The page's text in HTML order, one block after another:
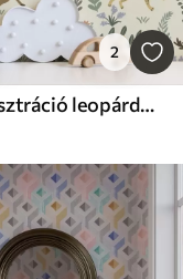
2
Falvédő Retro illusztráció leopárdokkal, fákkal és szarvasokkal